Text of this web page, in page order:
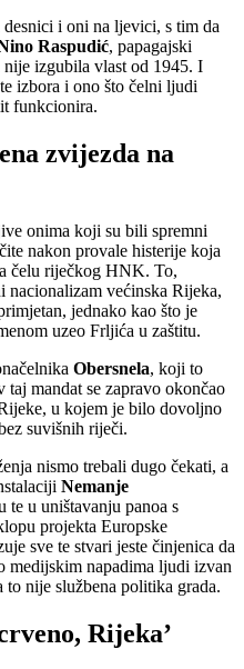
i oni na ljevici, s tim da
Raspudić, papagajski
izgubila vlast od 1945. I
izbora i ono što čelni ljudi
funkcionira.
zvijezda na
onima koji su bili spremni
nakon provale histerije koja
čelu riječkog HNK. To,
nacionalizam većinska Rijeka,
jednako kao što je
uzeo Frljića u zaštitu.
Obersnela, koji to
taj mandat se zapravo okončao
u kojem je bilo dovoljno
suvišnih riječi.
nismo trebali dugo čekati, a
Nemanje
te u uništavanju panoa s
projekta Europske
sve te stvari jeste činjenica da
napadima ljudi izvan
to nije službena politika grada.
Rijeka’